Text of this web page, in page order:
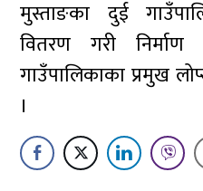
मुस्ताङका दुई
वितरण गरी निर्माण
गाउँपालिकाका प्रमुख
।